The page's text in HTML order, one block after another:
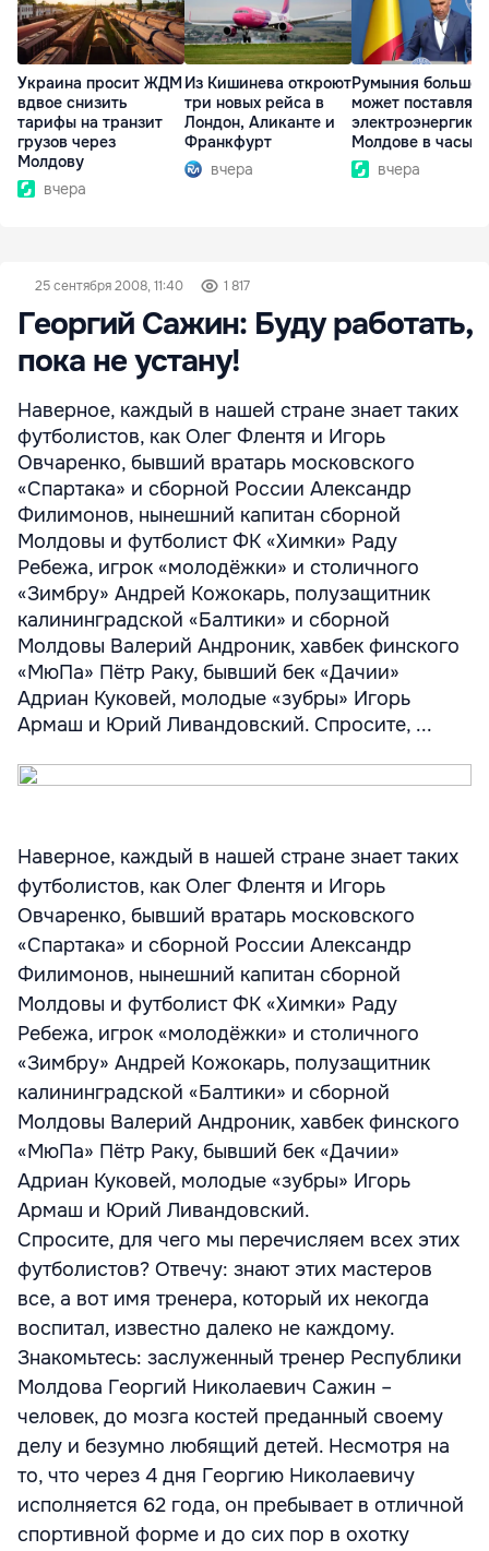
Украина просит ЖДМ
вдвое снизить
тарифы на транзит
грузов через
Молдову
вчера
Из Кишинева откроют
три новых рейса в
Лондон, Аликанте и
Франкфурт
вчера
Румыния больше
может поставлять
электроэнергию
Молдове в часы
вчера
25 сентября 2008, 11:40 1 817
Георгий Сажин: Буду работать,
пока не устану!
Наверное, каждый в нашей стране знает таких
футболистов, как Олег Флентя и Игорь
Овчаренко, бывший вратарь московского
«Спартака» и сборной России Александр
Филимонов, нынешний капитан сборной
Молдовы и футболист ФК «Химки» Раду
Ребежа, игрок «молодёжки» и столичного
«Зимбру» Андрей Кожокарь, полузащитник
калининградской «Балтики» и сборной
Молдовы Валерий Андроник, хавбек финского
«МюПа» Пётр Раку, бывший бек «Дачии»
Адриан Куковей, молодые «зубры» Игорь
Армаш и Юрий Ливандовский. Спросите, ...
Наверное, каждый в нашей стране знает таких
футболистов, как Олег Флентя и Игорь
Овчаренко, бывший вратарь московского
«Спартака» и сборной России Александр
Филимонов, нынешний капитан сборной
Молдовы и футболист ФК «Химки» Раду
Ребежа, игрок «молодёжки» и столичного
«Зимбру» Андрей Кожокарь, полузащитник
калининградской «Балтики» и сборной
Молдовы Валерий Андроник, хавбек финского
«МюПа» Пётр Раку, бывший бек «Дачии»
Адриан Куковей, молодые «зубры» Игорь
Армаш и Юрий Ливандовский.
Спросите, для чего мы перечисляем всех этих
футболистов? Отвечу: знают этих мастеров
все, а вот имя тренера, который их некогда
воспитал, известно далеко не каждому.
Знакомьтесь: заслуженный тренер Республики
Молдова Георгий Николаевич Сажин –
человек, до мозга костей преданный своему
делу и безумно любящий детей. Несмотря на
то, что через 4 дня Георгию Николаевичу
исполняется 62 года, он пребывает в отличной
спортивной форме и до сих пор в охотку